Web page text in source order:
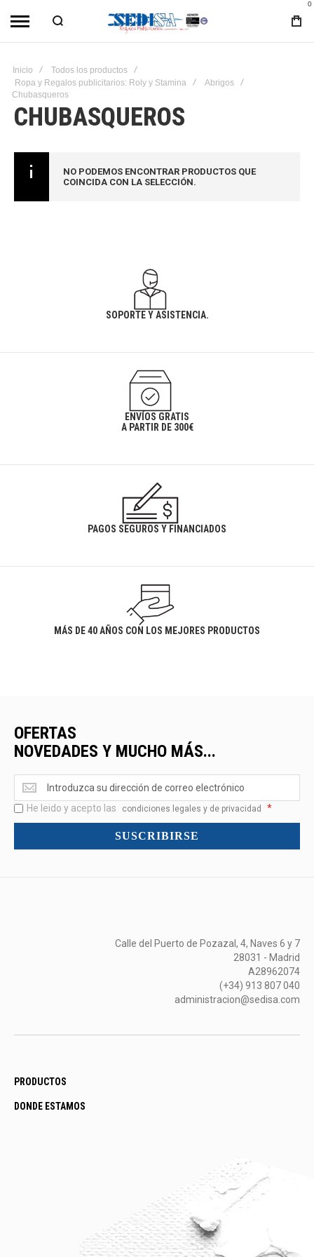
0
Inicio
Todos los productos
Ropa y Regalos publicitarios: Roly y Stamina
Abrigos
Chubasqueros
CHUBASQUEROS
NO PODEMOS ENCONTRAR PRODUCTOS QUE
COINCIDA CON LA SELECCIÓN.
SOPORTE Y ASISTENCIA.
ENVÍOS GRATIS
A PARTIR DE 300€
PAGOS SEGUROS Y FINANCIADOS
MÁS DE 40 AÑOS CON LOS MEJORES PRODUCTOS
OFERTAS
NOVEDADES Y MUCHO MÁS...
Ofertas
<br>Novedades
y
mucho
He leido y acepto las condiciones legales y de privacidad *
SUSCRIBIRSE
Calle del Puerto de Pozazal, 4, Naves 6 y 7
28031 - Madrid
A28962074
(+34) 913 807 040
administracion@sedisa.com
PRODUCTOS
DONDE ESTAMOS